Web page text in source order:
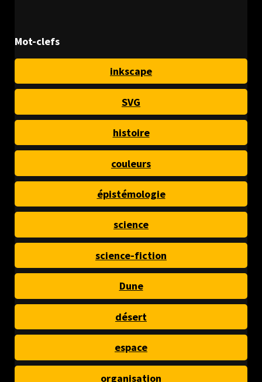
Mot-clefs
inkscape
SVG
histoire
couleurs
épistémologie
science
science-fiction
Dune
désert
espace
organisation